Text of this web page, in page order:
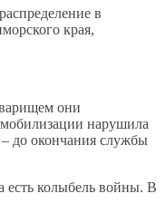
в
края,
они
нарушила
до окончания службы
есть колыбель войны. В